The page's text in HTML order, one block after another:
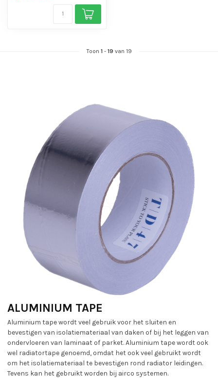
Toon 1- 19 van 19
ALUMINIUM TAPE
Aluminium tape wordt veel gebruik voor het sluiten en
bevestigen van isolatiemateriaal van daken of bij het leggen van
ondervloeren van laminaat of parket. Aluminium tape wordt ook
wel radiatortape genoemd, omdat het ook veel gebruikt wordt
om het isolatiemateriaal te bevestigen rond radiator leidingen.
Tevens kan het gebruikt worden bij airco systemen.